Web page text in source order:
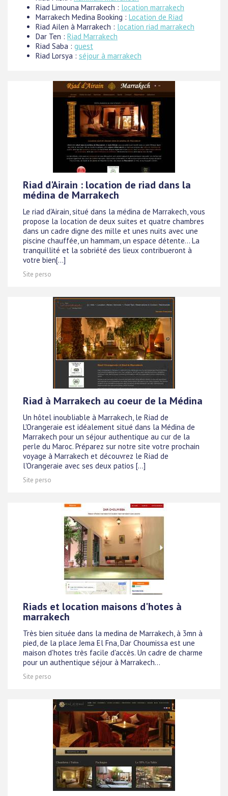
Riad Limouna Marrakech : location marrakech
Marrakech Medina Booking : Location de Riad
Riad Ailen à Marrakech : location riad marrakech
Dar Ten : Riad Marrakech
Riad Saba : guest
Riad Lorsya : séjour à marrakech
Riad d'Airain : location de riad dans la
médina de Marrakech
Le riad d'Airain, situé dans la médina de Marrakech, vous
propose la location de deux suites et quatre chambres
dans un cadre digne des mille et unes nuits avec une
piscine chauffée, un hammam, un espace détente... La
tranquillité et la sobriété des lieux contribueront à
votre bien[...]
Site perso
Riad à Marrakech au coeur de la Médina
Un hôtel inoubliable à Marrakech, le Riad de
L'Orangeraie est idéalement situé dans la Médina de
Marrakech pour un séjour authentique au cur de la
perle du Maroc. Préparez sur notre site votre prochain
voyage à Marrakech et découvrez le Riad de
l'Orangeraie avec ses deux patios [...]
Site perso
Riads et location maisons d'hotes à
marrakech
Très bien située dans la medina de Marrakech, à 3mn à
pied, de la place Jema El Fna, Dar Choumissa est une
maison d'hotes très facile d'accès. Un cadre de charme
pour un authentique séjour à Marrakech...
Site perso